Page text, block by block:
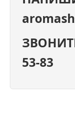
53-83